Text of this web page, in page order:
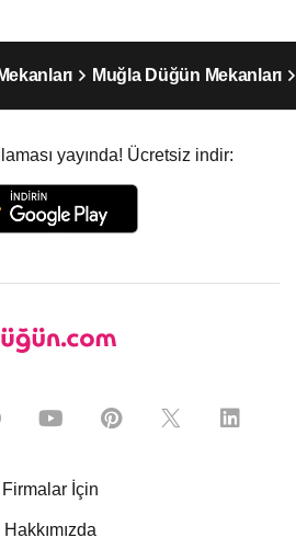
Muğla Düğün Mekanları
yayında! Ücretsiz indir:
Firmalar İçin
Hakkımızda